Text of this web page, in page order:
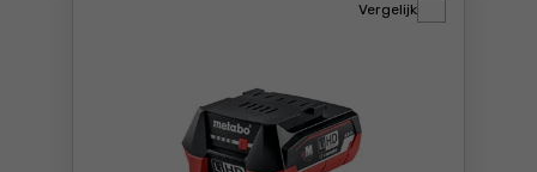
Vergelijk